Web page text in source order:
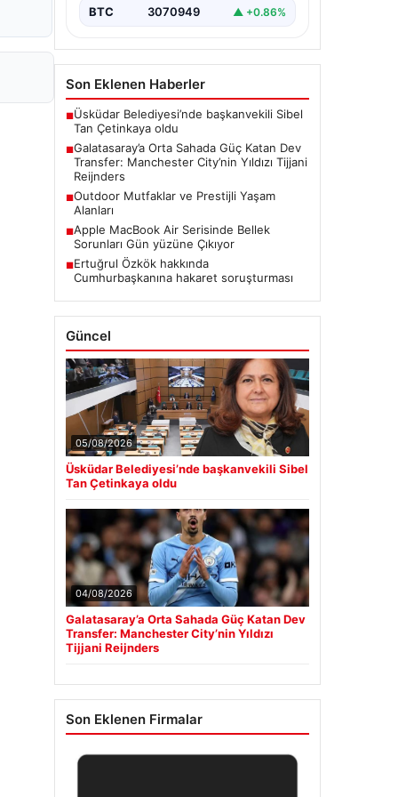
BTC 3070949 ▲ +0.86%
Son Eklenen Haberler
■Üsküdar Belediyesi’nde başkanvekili Sibel
Tan Çetinkaya oldu
■Galatasaray’a Orta Sahada Güç Katan Dev
Transfer: Manchester City’nin Yıldızı Tijjani
Reijnders
■Outdoor Mutfaklar ve Prestijli Yaşam
Alanları
■Apple MacBook Air Serisinde Bellek
Sorunları Gün yüzüne Çıkıyor
■Ertuğrul Özkök hakkında
Cumhurbaşkanına hakaret soruşturması
Güncel
05/08/2026
Üsküdar Belediyesi’nde başkanvekili Sibel
Tan Çetinkaya oldu
04/08/2026
Galatasaray’a Orta Sahada Güç Katan Dev
Transfer: Manchester City’nin Yıldızı
Tijjani Reijnders
Son Eklenen Firmalar